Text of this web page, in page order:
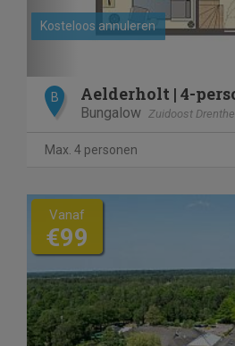
Kosteloos annuleren
B
Bungalow Zuidoost Drenthe
Max. 4 personen
Vanaf
€99